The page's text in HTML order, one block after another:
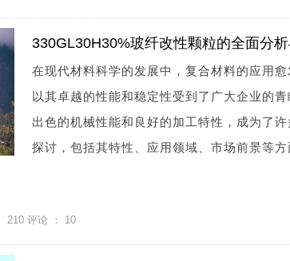
330GL30H30%玻纤改性颗粒的全面分
在现代材料科学的发展中，复合材料的应用
以其卓越的性能和稳定性受到了广大企业的
出色的机械性能和良好的加工特性，成为了
探讨，包括其特性、应用领域、市场前景等
210 评论 ： 10